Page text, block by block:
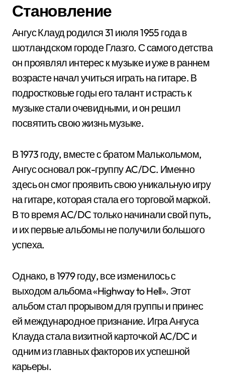
Становление
Ангус Клауд родился 31 июля 1955 года в
шотландском городе Глазго. С самого детства
он проявлял интерес к музыке и уже в раннем
возрасте начал учиться играть на гитаре. В
подростковые годы его талант и страсть к
музыке стали очевидными, и он решил
посвятить свою жизнь музыке.
В 1973 году, вместе с братом Малькольмом,
Ангус основал рок-группу AC/DC. Именно
здесь он смог проявить свою уникальную игру
на гитаре, которая стала его торговой маркой.
В то время AC/DC только начинали свой путь,
и их первые альбомы не получили большого
успеха.
Однако, в 1979 году, все изменилось с
выходом альбома «Highway to Hell». Этот
альбом стал прорывом для группы и принес
ей международное признание. Игра Ангуса
Клауда стала визитной карточкой AC/DC и
одним из главных факторов их успешной
карьеры.